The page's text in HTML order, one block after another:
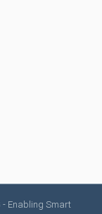
- Enabling Smart